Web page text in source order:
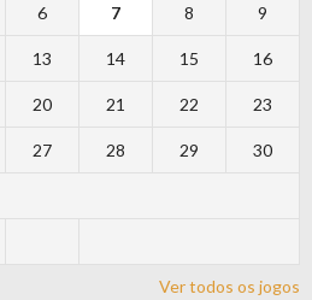
6 7 8 9
13 14 15 16
20 21 22 23
27 28 29 30
Ver todos os jogos